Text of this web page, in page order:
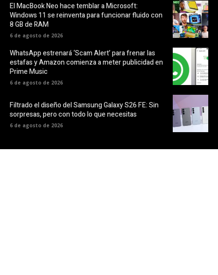
El MacBook Neo hace temblar a Microsoft:
Windows 11 se reinventa para funcionar fluido con
8 GB de RAM
6 de agosto de 2026
WhatsApp estrenará ‘Scam Alert’ para frenar las
estafas y Amazon comienza a meter publicidad en
Prime Music
6 de agosto de 2026
Filtrado el diseño del Samsung Galaxy S26 FE: Sin
sorpresas, pero con todo lo que necesitas
6 de agosto de 2026